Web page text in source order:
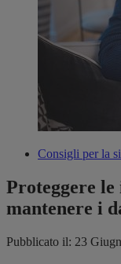
Consigli per la
Proteggere
mantenere i
Pubblicato il: 23